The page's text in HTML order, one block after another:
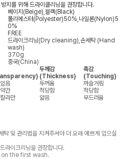
지를 위해 드라이클리닝을 권장합니다.
베이지(Beige),블랙(Black)
폴리에스터(Polyester)50%,나일론(Nylon)5
0%
FREE
드라이크리닝(Dry cleaning),손세탁 (Hand
wash)
370g
중국(China)
두께감
(Thickness)
촉감
(Touching)
음 두꺼움
까슬거림
간 적당함
적당함
라만 얇음
부드러움
탁 및 관리법을 지켜주셔야 더 오래 예쁘게 입으실
라이크리닝을 권장합니다.
the first wash.